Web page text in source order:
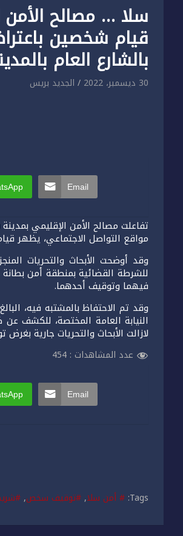
سلا … مصالح
قيام شخصين
بالشارع العام
30 ديسمبر، 2022 الجديد بريس
Email
مواقع التواصل الاجتماعي، يظهر
وقد أوضحت الأبحاث والتحريات
للشرطة القضائية بمنطقة أمن
فيهما وتوقيف أحدهما.
النيابة العامة المختصة، للكشف
لازالت الأبحاث والتحريات جارية
عدد المشاهدات : 454
Email
Tags: # أمن سلا,#توقيف سخص,